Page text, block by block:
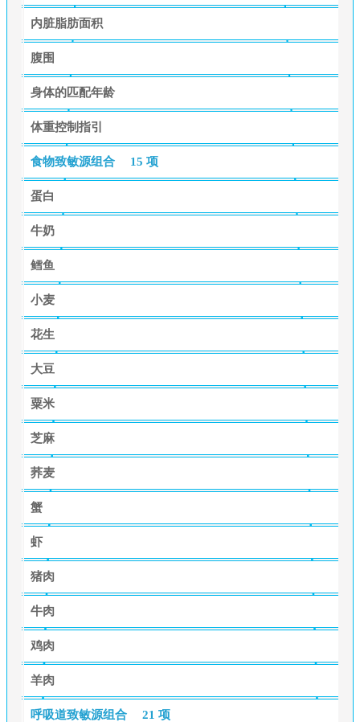
内脏脂肪面积
腹围
身体的匹配年龄
体重控制指引
食物致敏源组合 15 项
蛋白
牛奶
鳕鱼
小麦
花生
大豆
粟米
芝麻
荞麦
蟹
虾
猪肉
牛肉
鸡肉
羊肉
呼吸道致敏源组合 21 项